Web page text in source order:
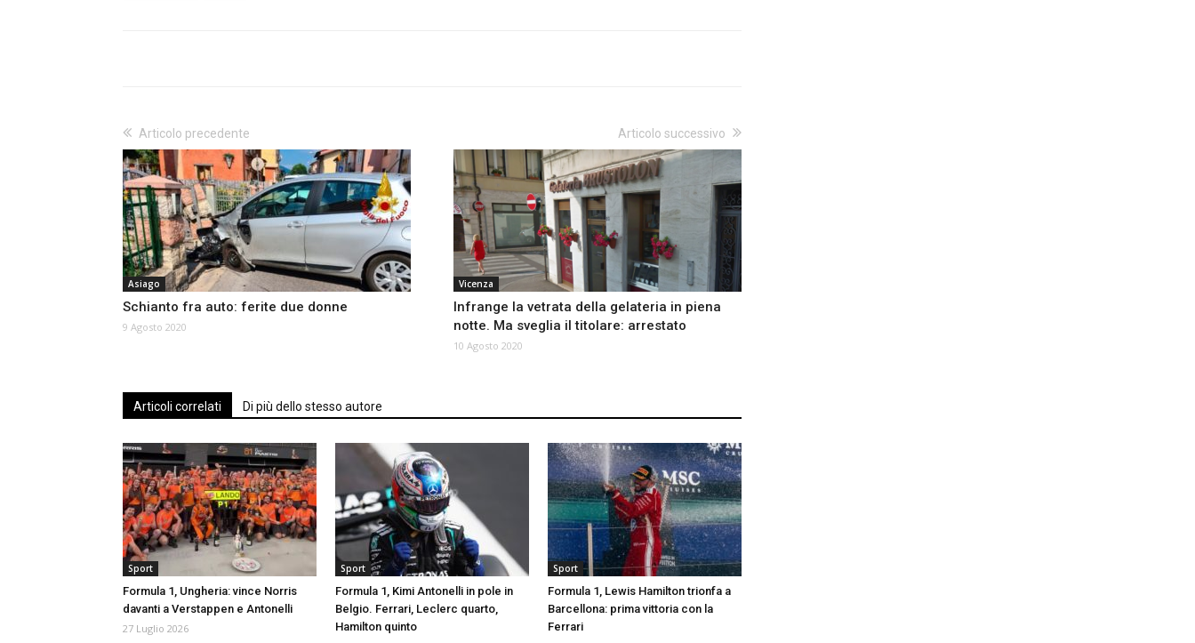
Articolo precedente
Asiago
Schianto fra auto: ferite due donne
9 Agosto 2020
Articolo successivo
Vicenza
Infrange la vetrata della gelateria in piena
notte. Ma sveglia il titolare: arrestato
10 Agosto 2020
Articoli correlati Di più dello stesso autore
Sport
Formula 1, Ungheria: vince Norris
davanti a Verstappen e Antonelli
27 Luglio 2026
Sport
Formula 1, Kimi Antonelli in pole in
Belgio. Ferrari, Leclerc quarto,
Hamilton quinto
Sport
Formula 1, Lewis Hamilton trionfa a
Barcellona: prima vittoria con la
Ferrari